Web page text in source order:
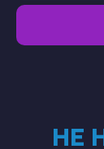
НЕ